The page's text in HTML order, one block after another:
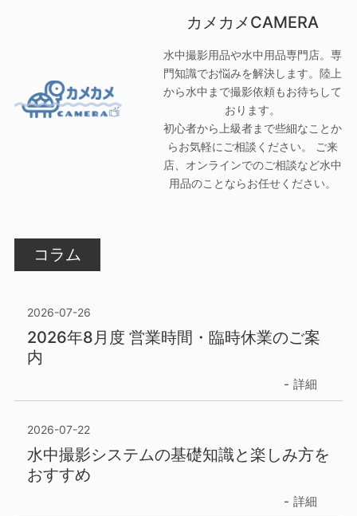
カメカメCAMERA
水中撮影用品や水中用品専門店。専
門知識でお悩みを解決します。陸上
から水中まで撮影依頼もお待ちして
おります。
初心者から上級者まで些細なことか
らお気軽にご相談ください。 ご来
店、オンラインでのご相談など水中
用品のことならお任せください。
コラム
2026-07-26
2026年8月度 営業時間・臨時休業のご案
内
詳細
2026-07-22
水中撮影システムの基礎知識と楽しみ方を
おすすめ
詳細